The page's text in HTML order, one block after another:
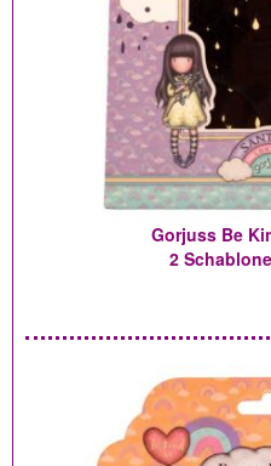
Gorjuss Be
2